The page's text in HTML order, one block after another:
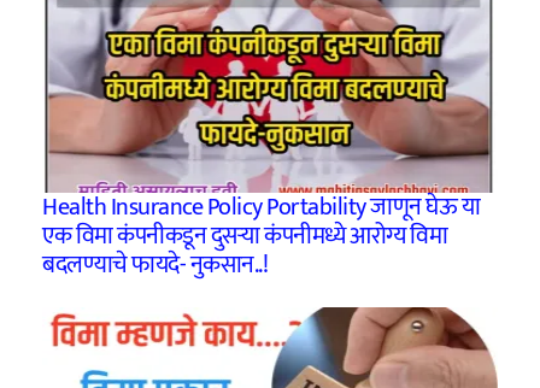
Health Insurance Policy Portability जाणून घेऊ या
एक विमा कंपनीकडून दुसऱ्या कंपनीमध्ये आरोग्य विमा
बदलण्याचे फायदे- नुकसान..!